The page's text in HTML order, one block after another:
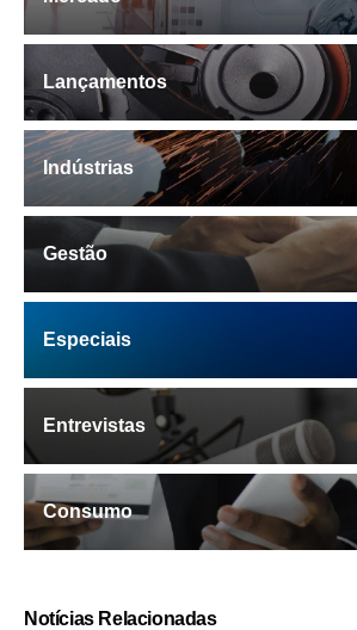
Lançamentos
Indústrias
Gestão
Especiais
Entrevistas
Consumo
Notícias Relacionadas